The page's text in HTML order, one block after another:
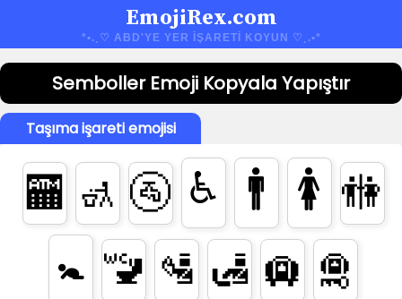
EmojiRex.com
*•.¸♡ ABD'YE YER IŞARETI KOYUN ♡¸.•*
Semboller Emoji Kopyala Yapıştır
Taşıma işareti emojisi
🏧 🚮 🚰 ♿ 🚹 🚺 🚻
🚼 🚾 🛂 🛃 🛄 🛅